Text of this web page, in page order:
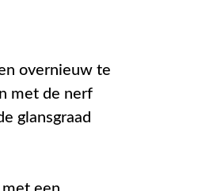
overnieuw te
met de nerf
glansgraad